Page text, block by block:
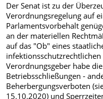
Der Senat ist zu der
Verordnungsregelung auf
Parlamentsvorbehalt
an der materiellen
auf das "Ob" eines
Verordnungsgeber habe
Betriebsschließungen ‑
Beherbergungsverboten
15.10.2020) und